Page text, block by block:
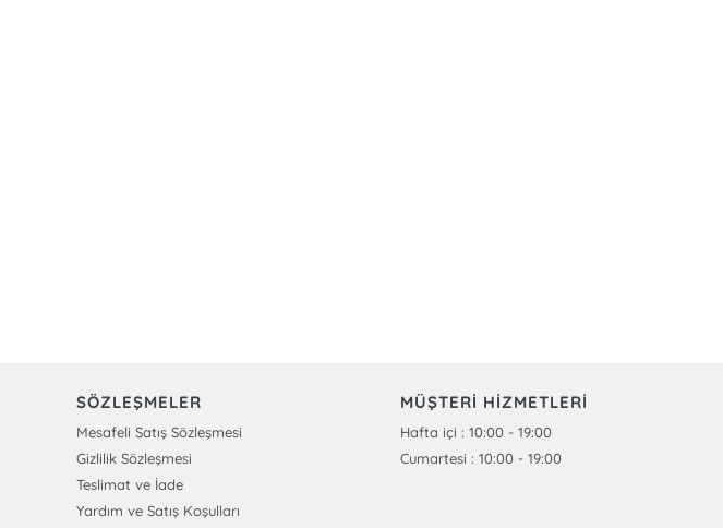
SÖZLEŞMELER
Mesafeli Satış Sözleşmesi
Gizlilik Sözleşmesi
Teslimat ve İade
Yardım ve Satış Koşulları
MÜŞTERİ HİZMETLERİ
Hafta içi : 10:00 - 19:00
Cumartesi : 10:00 - 19:00